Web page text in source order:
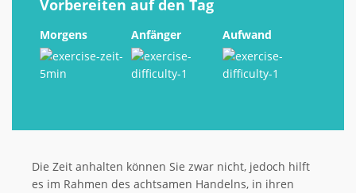
Vorbereiten auf den Tag
Morgens Anfänger Aufwand
Die Zeit anhalten können Sie zwar nicht, jedoch hilft
es im Rahmen des achtsamen Handelns, in ihren